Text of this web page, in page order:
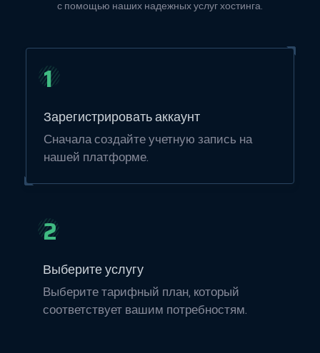
с помощью наших надежных услуг хостинга.
1
Зарегистрировать аккаунт
Сначала создайте учетную запись на
нашей платформе.
2
Выберите услугу
Выберите тарифный план, который
соответствует вашим потребностям.